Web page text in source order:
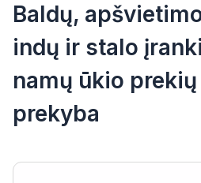
Baldų,
indų ir stalo
namų ūkio
prekyba